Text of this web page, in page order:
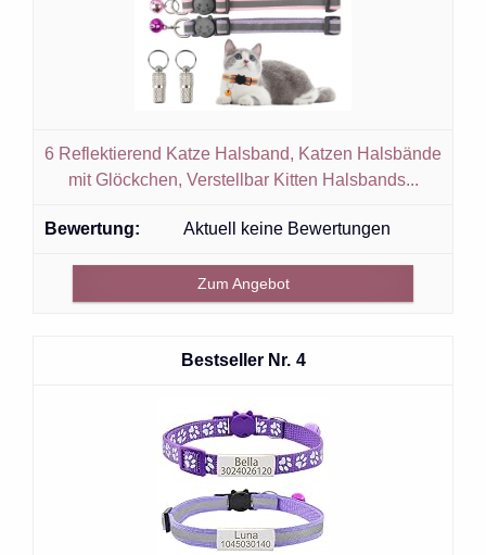
6 Reflektierend Katze Halsband, Katzen Halsbände
mit Glöckchen, Verstellbar Kitten Halsbands...
Aktuell keine Bewertungen
Zum Angebot
4